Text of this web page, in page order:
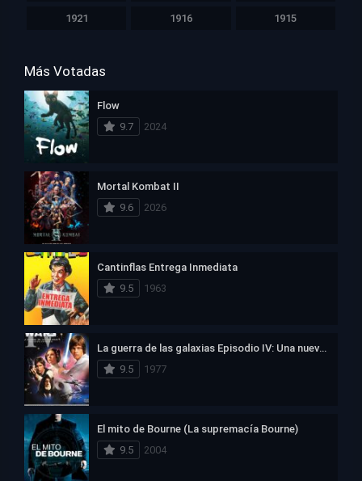
1921 1916 1915
Más Votadas
Flow
9.7
2024
Mortal Kombat II
9.6
2026
Cantinflas Entrega Inmediata
9.5
1963
La guerra de las galaxias Episodio IV: Una nueva esperanza
9.5
1977
El mito de Bourne (La supremacía Bourne)
9.5
2004